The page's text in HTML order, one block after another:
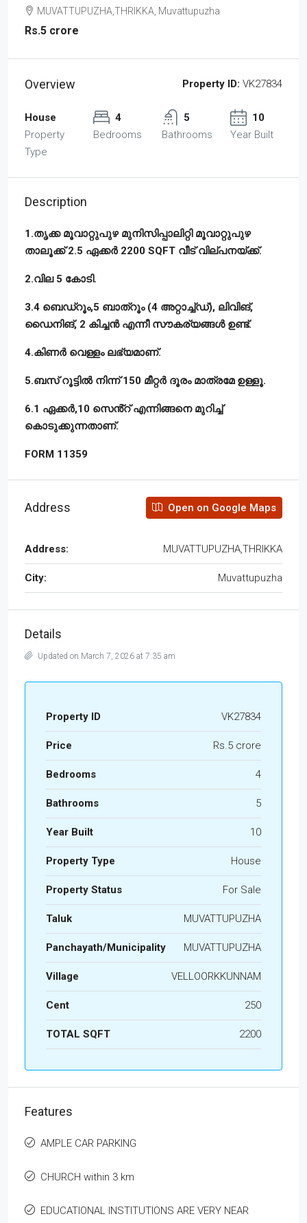
MUVATTUPUZHA,THRIKKA, Muvattupuzha
Rs.5 crore
Overview Property ID: VK27834
House
Property
Type
4
Bedrooms
5
Bathrooms
10
Year Built
Description
1.തൃക്ക മൂവാറ്റുപുഴ മുനിസിപ്പാലിറ്റി മൂവാറ്റുപുഴ
താലൂക്ക് 2.5 ഏക്കർ 2200 SQFT വീട് വില്പനയ്ക്ക്.
2.വില 5 കോടി.
3.4 ബെഡ്റൂം,5 ബാത്റൂം (4 അറ്റാച്ച്ഡ്), ലിവിങ്,
ഡൈനിങ്, 2 കിച്ചൻ എന്നീ സൗകര്യങ്ങൾ ഉണ്ട്.
4.കിണർ വെള്ളം ലഭ്യമാണ്.
5.ബസ് റൂട്ടിൽ നിന്ന് 150 മീറ്റർ ദൂരം മാത്രമേ ഉള്ളൂ.
6.1 ഏക്കർ,10 സെൻ്റ് എന്നിങ്ങനെ മുറിച്ച്
കൊടുക്കുന്നതാണ്.
FORM 11359
Address Open on Google Maps
Address: MUVATTUPUZHA,THRIKKA
City: Muvattupuzha
Details
Updated on March 7, 2026 at 7:35 am
Property ID VK27834
Price Rs.5 crore
Bedrooms 4
Bathrooms 5
Year Built 10
Property Type House
Property Status For Sale
Taluk MUVATTUPUZHA
Panchayath/Municipality MUVATTUPUZHA
Village VELLOORKKUNNAM
Cent 250
TOTAL SQFT 2200
Features
AMPLE CAR PARKING
CHURCH within 3 km
EDUCATIONAL INSTITUTIONS ARE VERY NEAR